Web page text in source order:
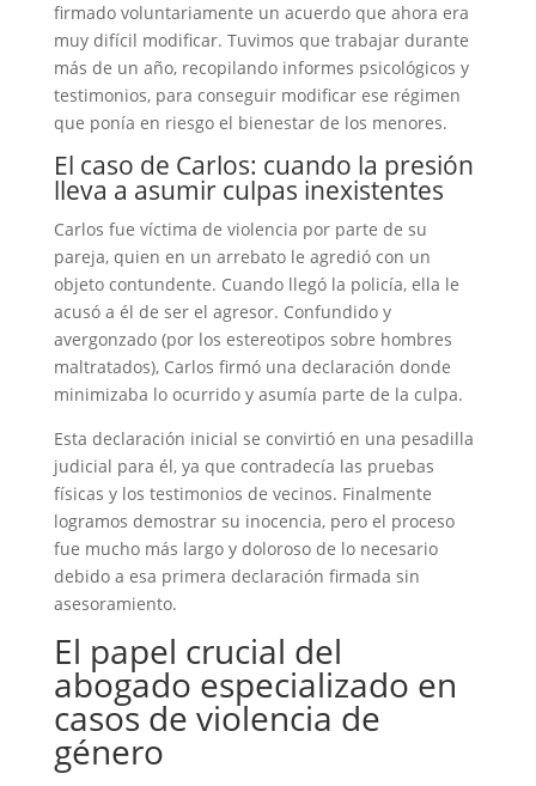
firmado voluntariamente un acuerdo que ahora era
muy difícil modificar. Tuvimos que trabajar durante
más de un año, recopilando informes psicológicos y
testimonios, para conseguir modificar ese régimen
que ponía en riesgo el bienestar de los menores.
El caso de Carlos: cuando la presión
lleva a asumir culpas inexistentes
Carlos fue víctima de violencia por parte de su
pareja, quien en un arrebato le agredió con un
objeto contundente. Cuando llegó la policía, ella le
acusó a él de ser el agresor. Confundido y
avergonzado (por los estereotipos sobre hombres
maltratados), Carlos firmó una declaración donde
minimizaba lo ocurrido y asumía parte de la culpa.
Esta declaración inicial se convirtió en una pesadilla
judicial para él, ya que contradecía las pruebas
físicas y los testimonios de vecinos. Finalmente
logramos demostrar su inocencia, pero el proceso
fue mucho más largo y doloroso de lo necesario
debido a esa primera declaración firmada sin
asesoramiento.
El papel crucial del
abogado especializado en
casos de violencia de
género